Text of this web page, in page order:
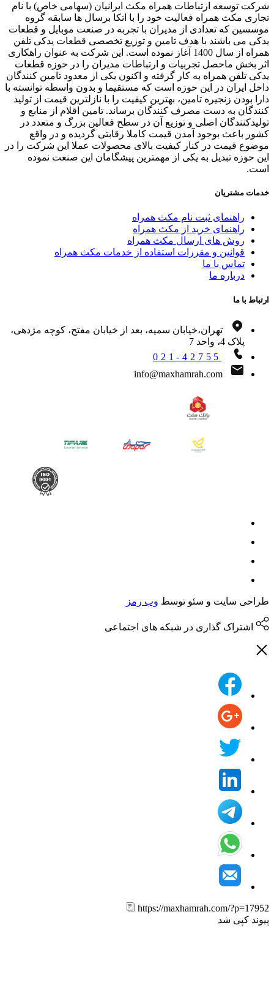
توسعه ارتباطات همراه مکث ایرانیان (سهامی خاص) با نام
مکث همراه فعالیت خود را با اتکا برسال ها سابقه گروه
که تعدادی از مدیران با تجربه در صنعت موبایل و قطعات
می باشند با هدف تامین و توزیع تخصصی قطعات یدکی تلفن
همراه از سال 1400 آغاز نموده است. این شرکت به عنوان راهکاری
بخش ماحصل تجربیات و ارتباطات مدیران را در حوزه قطعات
تلفن همراه به کار گرفته و اکنون یکی از معدود تامین کنندگان
ایران در این حوزه است که مستقیما و بدون واسطه توانسته با
بودن زنجیره تامین، بهترین کیفیت را با نازلترین قیمت از تولید
به دست مصرف کنندگان برساند. تامین اقلام از منابع و
اصلی و توزیع آن در سطح فعالین بزرگ و متعدد در
باعث بوجود آمدن قیمت کاملا رقابتی گردیده و در واقع
قیمت در کنار کیفیت بالای محصولات عملا این شرکت را در
حوزه تبدیل به یکی از مهمترین پیشگامان این صنعت نموده
مشتریان
راهنمای ثبت نام مکث همراه
راهنمای خرید از مکث همراه
روش های ارسال مکث همراه
قوانین و مقررات استفاده از خدمات مکث همراه
تماس با ما
درباره ما
با ما
تهران،خیابان سمیه، بعد از خیابان مفتح، کوچه مژدهی،
پلاک 4، واحد 7
021-42755
info@maxhamrah.com
سایت و سئو توسطوب رمز
اشتراک گذاری در شبکه های اجتماعی
https://maxhamrah.com/
کپی شد